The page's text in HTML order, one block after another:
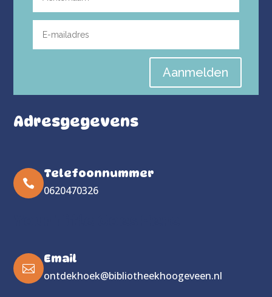
Aanmelden
Adresgegevens

Telefoonnummer
0620470326

Email
ontdekhoek@bibliotheekhoogeveen.nl